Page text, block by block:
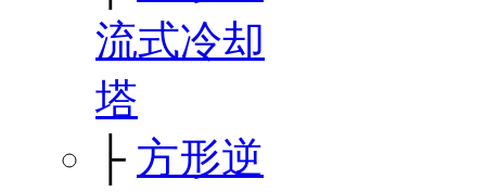
流式冷却
塔
├ 方形逆